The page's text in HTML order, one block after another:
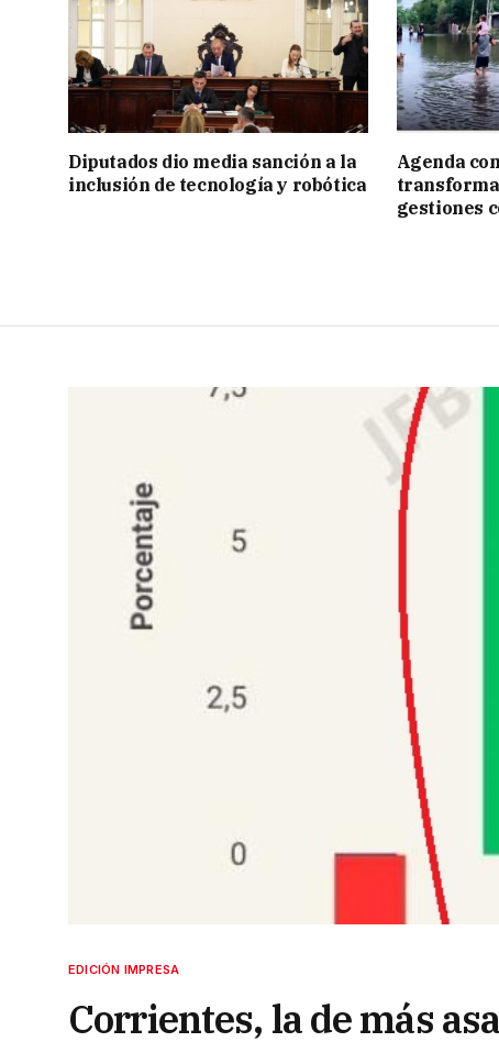
Diputados dio media sanción a la
inclusión de tecnología y robótica
Agenda
gestiones
EDICIÓN IMPRESA
Corrientes, la de más